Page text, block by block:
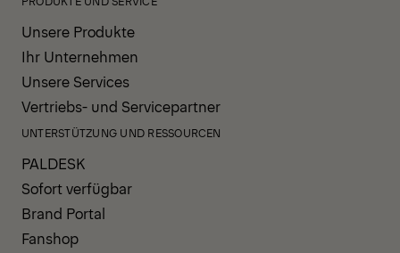
Unsere Produkte
Ihr Unternehmen
Unsere Services
Vertriebs- und Servicepartner
UNTERSTÜTZUNG UND RESSOURCEN
PALDESK
Sofort verfügbar
Brand Portal
Fanshop